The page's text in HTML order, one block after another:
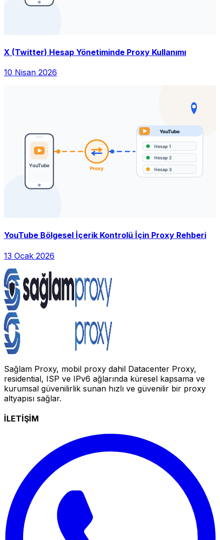
X (Twitter) Hesap Yönetiminde Proxy Kullanımı
10 Nisan 2026
YouTube Bölgesel İçerik Kontrolü İçin Proxy Rehberi
13 Ocak 2026
Sağlam Proxy, mobil proxy dahil Datacenter Proxy,
residential, ISP ve IPv6 ağlarında küresel kapsama ve
kurumsal güvenilirlik sunan hızlı ve güvenilir bir proxy
altyapısı sağlar.
İLETİŞİM